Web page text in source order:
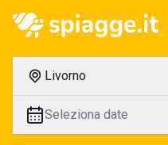
Livorno
Seleziona date